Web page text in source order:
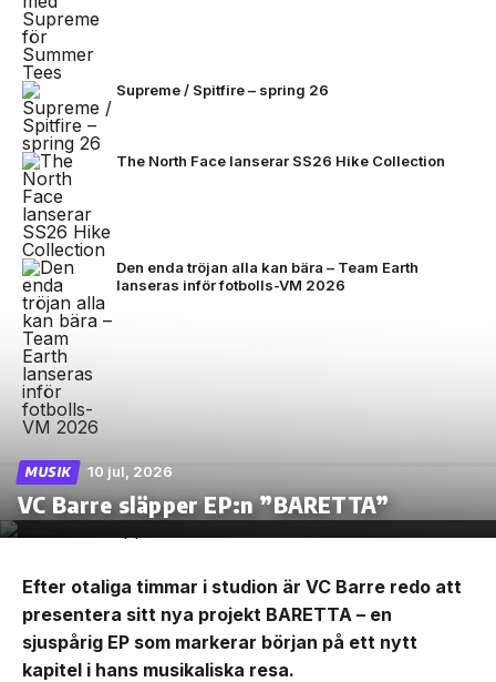
Supreme / Spitfire – spring 26
The North Face lanserar SS26 Hike Collection
Den enda tröjan alla kan bära – Team Earth
lanseras inför fotbolls-VM 2026
MUSIK 10 jul, 2026
VC Barre släpper EP:n ”BARETTA”
Efter otaliga timmar i studion är VC Barre redo att
presentera sitt nya projekt BARETTA – en
sjuspårig EP som markerar början på ett nytt
kapitel i hans musikaliska resa.